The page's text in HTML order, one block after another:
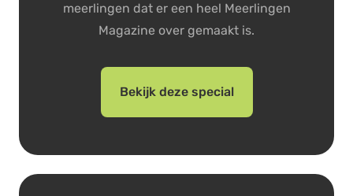
meerlingen dat er een heel Meerlingen
Magazine over gemaakt is.
Bekijk deze special